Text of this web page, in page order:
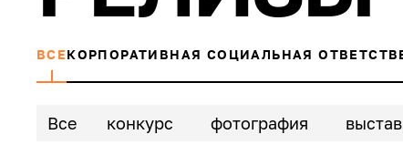
ВСЕКОРПОРАТИВНАЯ СОЦИАЛЬНАЯ
Все конкурс фотография